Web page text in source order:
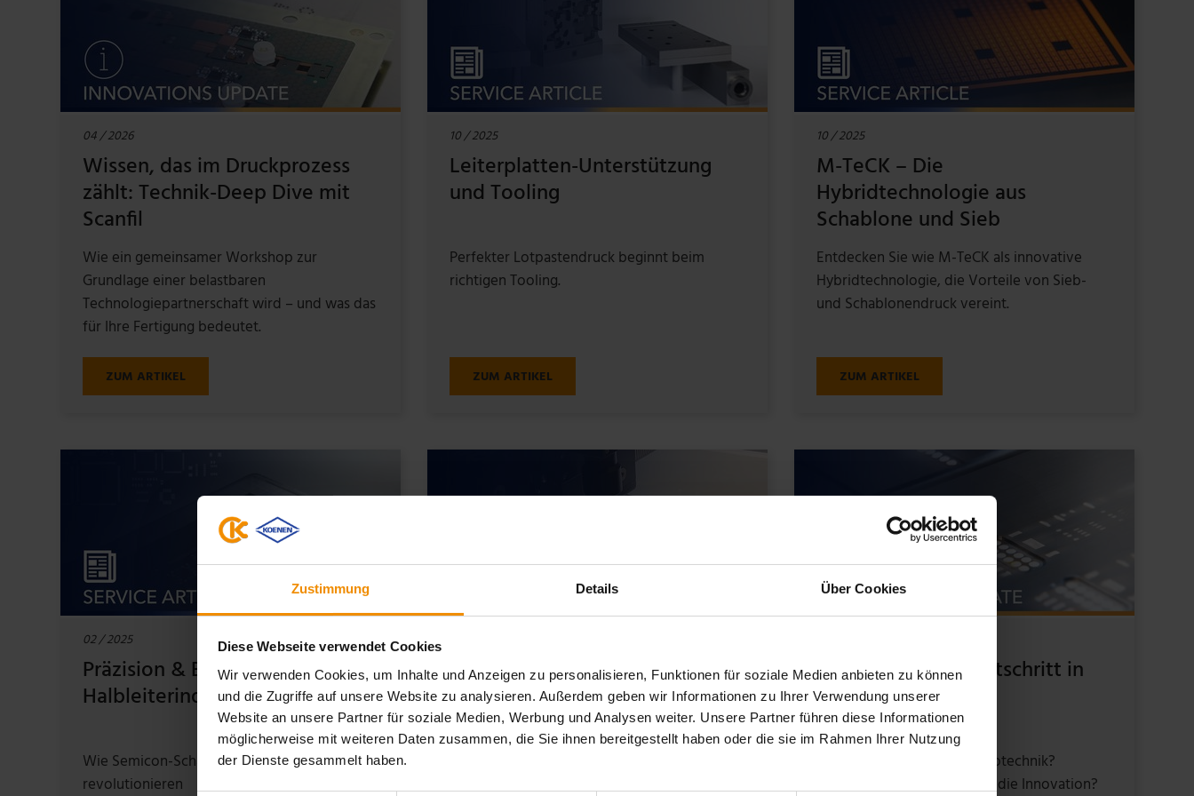
Zustimmung Details Über Cookies
Diese Webseite verwendet Cookies
Wir verwenden Cookies, um Inhalte und Anzeigen zu personalisieren, Funktionen für soziale Medien anbieten zu können
und die Zugriffe auf unsere Website zu analysieren. Außerdem geben wir Informationen zu Ihrer Verwendung unserer
Website an unsere Partner für soziale Medien, Werbung und Analysen weiter. Unsere Partner führen diese Informationen
möglicherweise mit weiteren Daten zusammen, die Sie ihnen bereitgestellt haben oder die sie im Rahmen Ihrer Nutzung
der Dienste gesammelt haben.
04 / 2026
Wissen, das im Druckprozess
zählt: Technik-Deep Dive mit
Scanfil
Wie ein gemeinsamer Workshop zur
Grundlage einer belastbaren
Technologiepartnerschaft wird – und was das
für Ihre Fertigung bedeutet.
ZUM ARTIKEL
10 / 2025
Leiterplatten-Unterstützung
und Tooling
Perfekter Lotpastendruck beginnt beim
richtigen Tooling.
ZUM ARTIKEL
10 / 2025
M-TeCK – Die
Hybridtechnologie aus
Schablone und Sieb
Entdecken Sie wie M-TeCK als innovative
Hybridtechnologie, die Vorteile von Sieb-
und Schablonendruck vereint.
ZUM ARTIKEL
02 / 2025
Präzision & Effizienz für die
Halbleiterindustrie
Wie Semicon-Schablonen Ihre Fertigung
revolutionieren
Unser Reinraum: Präzision in
der Siebherstellung
die optimalen Bedingungen, um Siebe für
In 3 Stufen zum Fortschritt in
der Elektrotechnik
Ist KI die Zukunft der Elektrotechnik?
Beschleunigt Digitalisierung die Innovation?